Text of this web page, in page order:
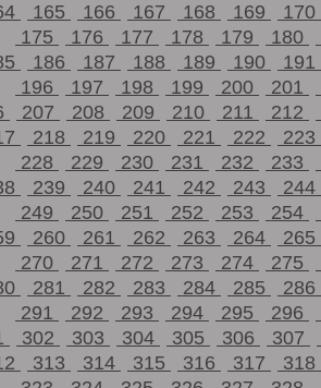
165 166 167 168 169 170
175
176 177 178 179 180
186 187 188 189 190 191
196
197 198 199 200 201
207 208 209 210 211 212
218 219 220 221 222 223
228
229 230 231 232 233
239 240 241 242 243 244
249
250 251 252 253 254
260 261 262 263 264 265
270
271 272 273 274 275
281 282 283 284 285 286
291
292 293 294 295 296
302 303 304 305 306 307
313 314 315 316 317 318